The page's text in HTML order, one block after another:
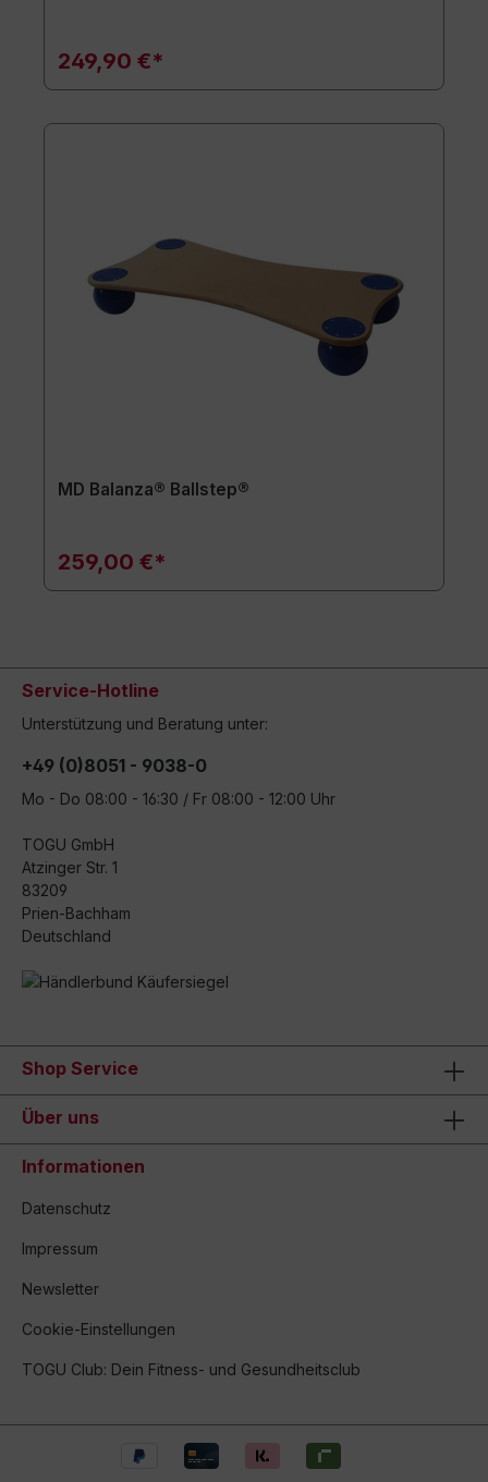
249,90 €*
MD Balanza® Ballstep®
259,00 €*
Service-Hotline
Unterstützung und Beratung unter:
+49 (0)8051 - 9038-0
Mo - Do 08:00 - 16:30 / Fr 08:00 - 12:00 Uhr
TOGU GmbH
Atzinger Str. 1
83209
Prien-Bachham
Deutschland
Shop Service
Über uns
Informationen
Datenschutz
Impressum
Newsletter
Cookie-Einstellungen
TOGU Club: Dein Fitness- und Gesundheitsclub